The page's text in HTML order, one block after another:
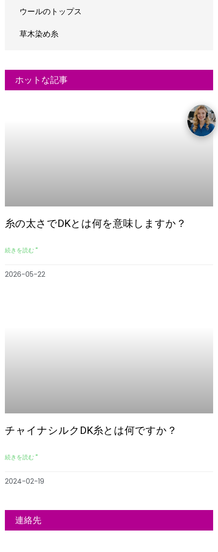
ウールのトップス
草木染め糸
ホットな記事
糸の太さでDKとは何を意味しますか？
続きを読む "
2026-05-22
チャイナシルクDK糸とは何ですか？
続きを読む "
2024-02-19
連絡先